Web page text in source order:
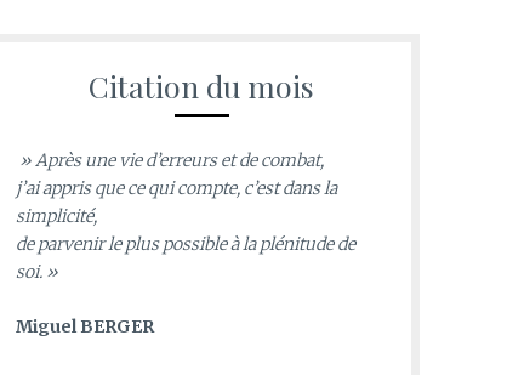
Citation du mois
» Après une vie d’erreurs et de combat,
j’ai appris que ce qui compte, c’est dans la
simplicité,
de parvenir le plus possible à la plénitude de
soi. »
Miguel BERGER